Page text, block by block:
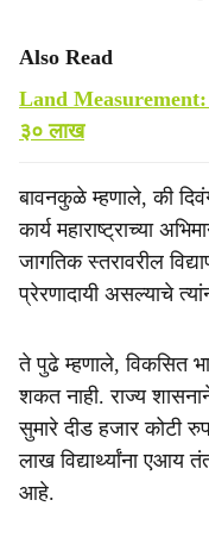
Also Read
Land Measurement:
३० लाख
बावनकुळे म्हणाले, की
कार्य महाराष्ट्राच्या
जागतिक स्तरावरील
प्रेरणादायी असल्याचे
ते पुढे म्हणाले, विकसित
शकत नाही. राज्य
सुमारे दीड हजार कोटी
लाख विद्यार्थ्यांना एआय
आहे.